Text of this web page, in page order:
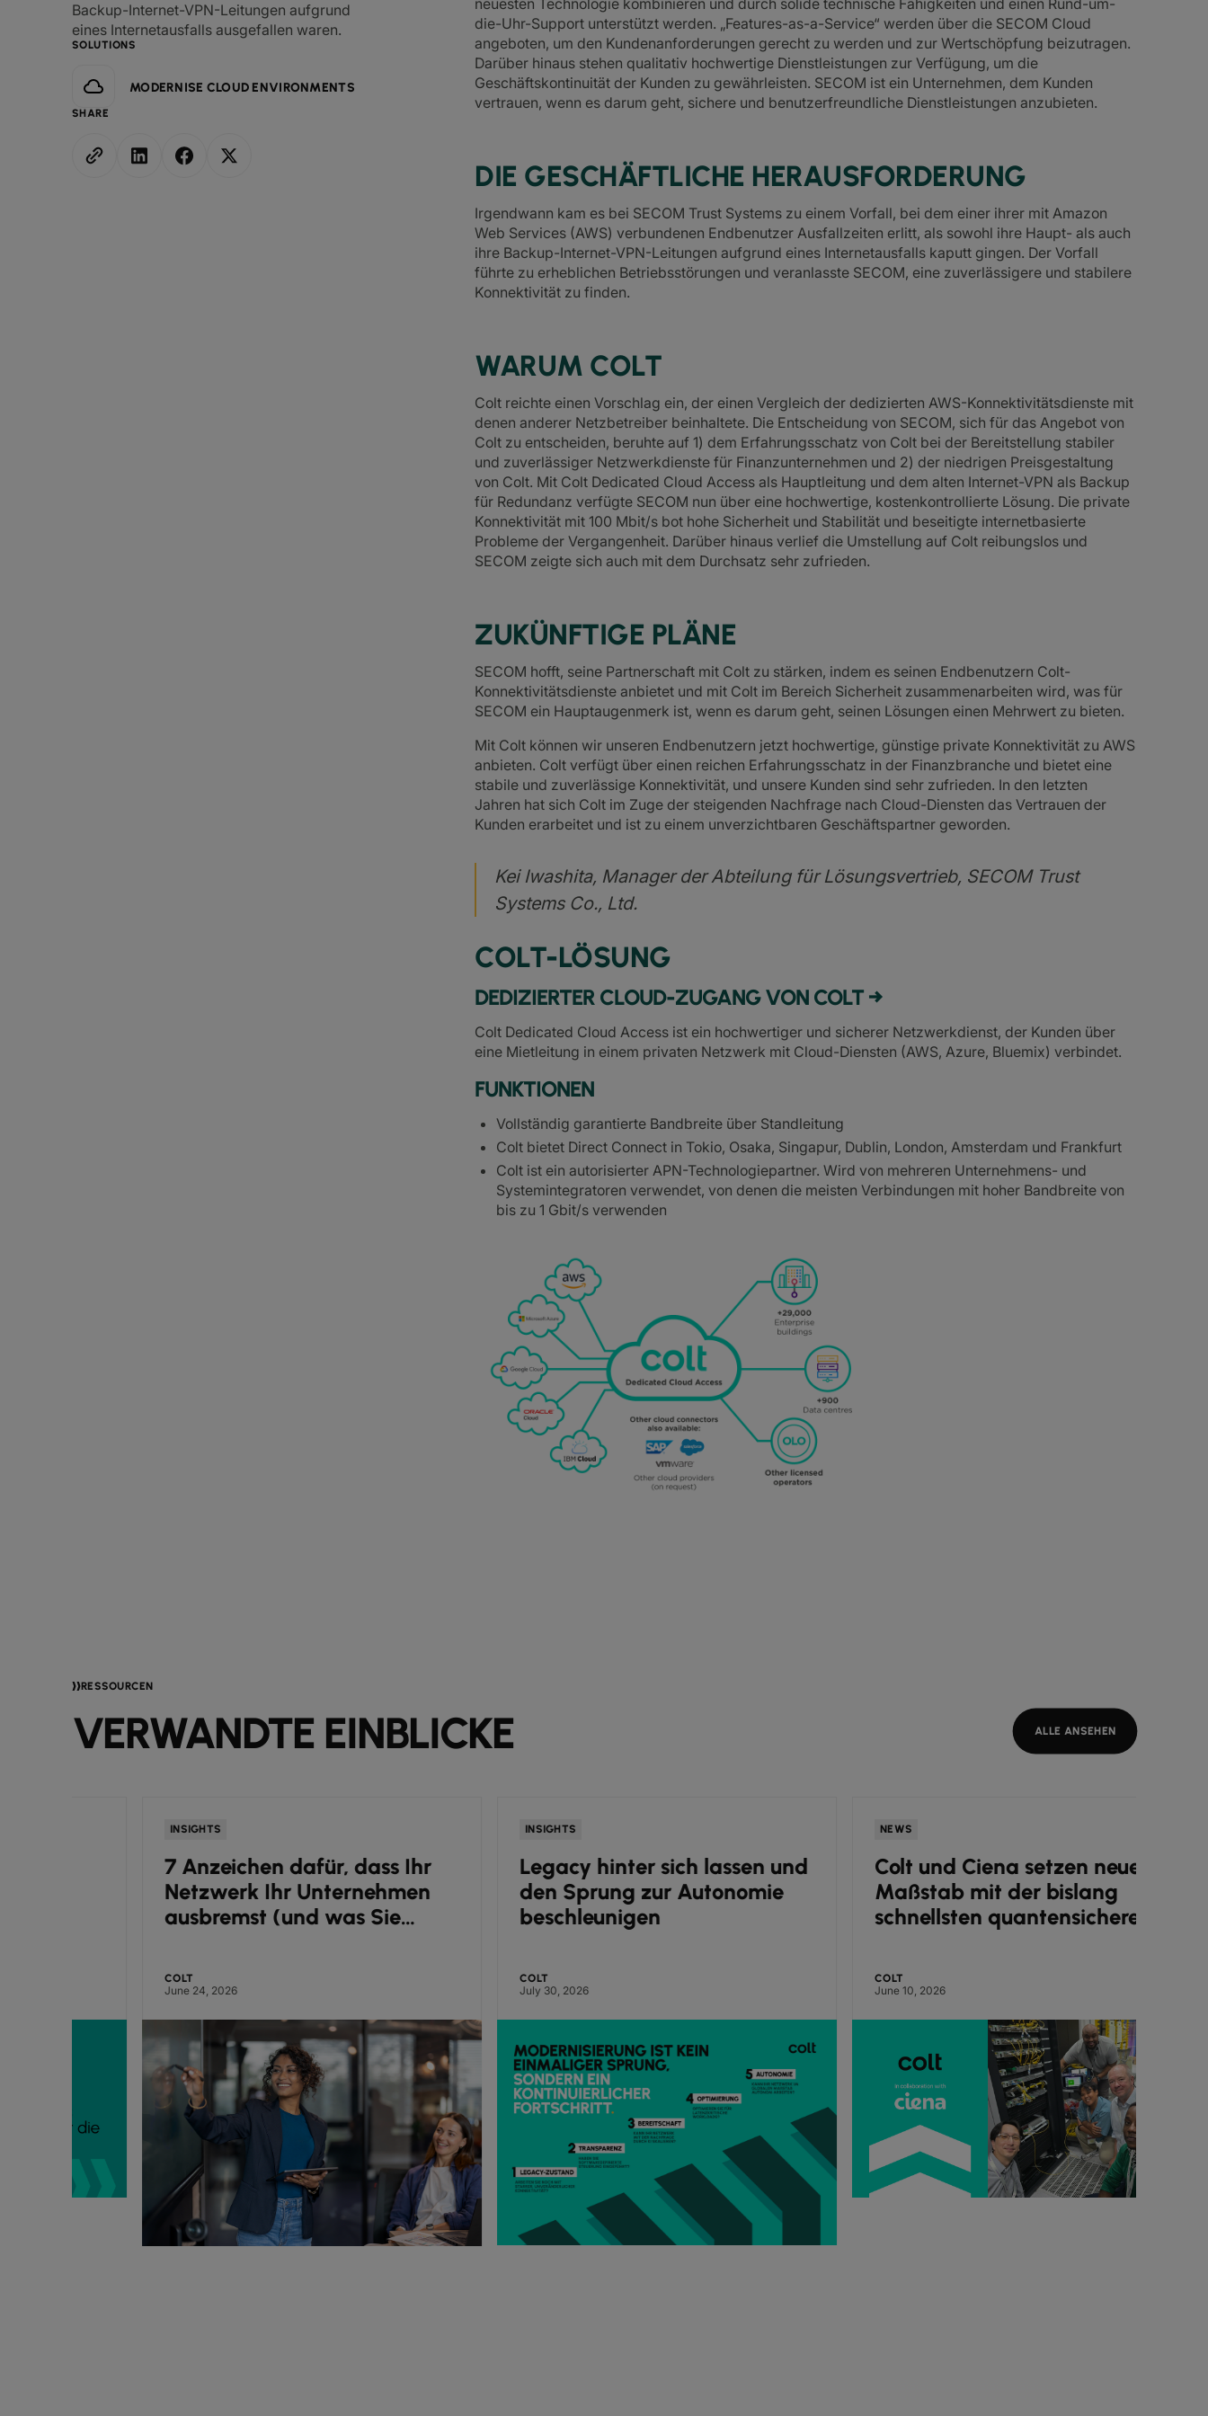
Backup-Internet-VPN-Leitungen aufgrund
eines Internetausfalls ausgefallen waren.
SOLUTIONS
MODERNISE CLOUD ENVIRONMENTS
SHARE
neuesten Technologie kombinieren und durch solide technische Fähigkeiten und einen Rund-um-
die-Uhr-Support unterstützt werden. „Features-as-a-Service“ werden über die SECOM Cloud
angeboten, um den Kundenanforderungen gerecht zu werden und zur Wertschöpfung beizutragen.
Darüber hinaus stehen qualitativ hochwertige Dienstleistungen zur Verfügung, um die
Geschäftskontinuität der Kunden zu gewährleisten. SECOM ist ein Unternehmen, dem Kunden
vertrauen, wenn es darum geht, sichere und benutzerfreundliche Dienstleistungen anzubieten.
DIE GESCHÄFTLICHE HERAUSFORDERUNG
Irgendwann kam es bei SECOM Trust Systems zu einem Vorfall, bei dem einer ihrer mit Amazon
Web Services (AWS) verbundenen Endbenutzer Ausfallzeiten erlitt, als sowohl ihre Haupt- als auch
ihre Backup-Internet-VPN-Leitungen aufgrund eines Internetausfalls kaputt gingen. Der Vorfall
führte zu erheblichen Betriebsstörungen und veranlasste SECOM, eine zuverlässigere und stabilere
Konnektivität zu finden.
WARUM COLT
Colt reichte einen Vorschlag ein, der einen Vergleich der dedizierten AWS-Konnektivitätsdienste mit
denen anderer Netzbetreiber beinhaltete. Die Entscheidung von SECOM, sich für das Angebot von
Colt zu entscheiden, beruhte auf 1) dem Erfahrungsschatz von Colt bei der Bereitstellung stabiler
und zuverlässiger Netzwerkdienste für Finanzunternehmen und 2) der niedrigen Preisgestaltung
von Colt. Mit Colt Dedicated Cloud Access als Hauptleitung und dem alten Internet-VPN als Backup
für Redundanz verfügte SECOM nun über eine hochwertige, kostenkontrollierte Lösung. Die private
Konnektivität mit 100 Mbit/s bot hohe Sicherheit und Stabilität und beseitigte internetbasierte
Probleme der Vergangenheit. Darüber hinaus verlief die Umstellung auf Colt reibungslos und
SECOM zeigte sich auch mit dem Durchsatz sehr zufrieden.
ZUKÜNFTIGE PLÄNE
SECOM hofft, seine Partnerschaft mit Colt zu stärken, indem es seinen Endbenutzern Colt-
Konnektivitätsdienste anbietet und mit Colt im Bereich Sicherheit zusammenarbeiten wird, was für
SECOM ein Hauptaugenmerk ist, wenn es darum geht, seinen Lösungen einen Mehrwert zu bieten.
Mit Colt können wir unseren Endbenutzern jetzt hochwertige, günstige private Konnektivität zu AWS
anbieten. Colt verfügt über einen reichen Erfahrungsschatz in der Finanzbranche und bietet eine
stabile und zuverlässige Konnektivität, und unsere Kunden sind sehr zufrieden. In den letzten
Jahren hat sich Colt im Zuge der steigenden Nachfrage nach Cloud-Diensten das Vertrauen der
Kunden erarbeitet und ist zu einem unverzichtbaren Geschäftspartner geworden.
Kei Iwashita, Manager der Abteilung für Lösungsvertrieb, SECOM Trust
Systems Co., Ltd.
COLT-LÖSUNG
DEDIZIERTER CLOUD-ZUGANG VON COLT →
Colt Dedicated Cloud Access ist ein hochwertiger und sicherer Netzwerkdienst, der Kunden über
eine Mietleitung in einem privaten Netzwerk mit Cloud-Diensten (AWS, Azure, Bluemix) verbindet.
FUNKTIONEN
Vollständig garantierte Bandbreite über Standleitung
Colt bietet Direct Connect in Tokio, Osaka, Singapur, Dublin, London, Amsterdam und Frankfurt
Colt ist ein autorisierter APN-Technologiepartner. Wird von mehreren Unternehmens- und
Systemintegratoren verwendet, von denen die meisten Verbindungen mit hoher Bandbreite von
bis zu 1 Gbit/s verwenden
RESSOURCEN
VERWANDTE EINBLICKE ALLE ANSEHEN
7 Anzeichen dafür, dass Ihr
Netzwerk Ihr Unternehmen
ausbremst (und was Sie
June 24, 2026
Legacy hinter sich lassen und
den Sprung zur Autonomie
beschleunigen
Colt und Ciena setzen neuen
Maßstab mit der bislang
schnellsten quantensicheren
Datenübertragung
June 10, 2026